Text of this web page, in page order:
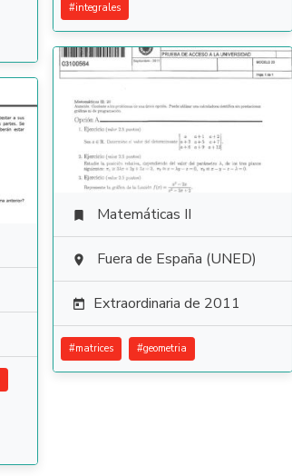
#integrales
 Matemáticas II
 Fuera de España (UNED)
 Extraordinaria de 2011
#matrices #geometria